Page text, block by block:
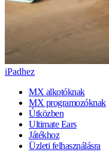
iPadhez
MX alkotóknak
MX programozóknak
Útközben
Ultimate Ears
Játékhoz
Üzleti felhasználásra